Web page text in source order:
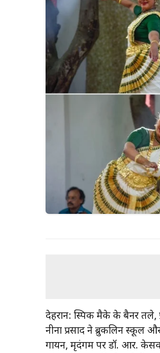
देहरादून: स्पिक मैके के बैनर तले,
नीना प्रसाद ने ब्रुकलिन स्कूल
गायन, मृदंगम पर डॉ. आर.